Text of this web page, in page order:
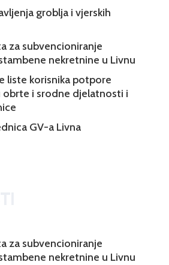
groblja i vjerskih
za subvencioniranje
nekretnine u Livnu
liste korisnika potpore
obrte i srodne djelatnosti i
GV-a Livna
za subvencioniranje
nekretnine u Livnu